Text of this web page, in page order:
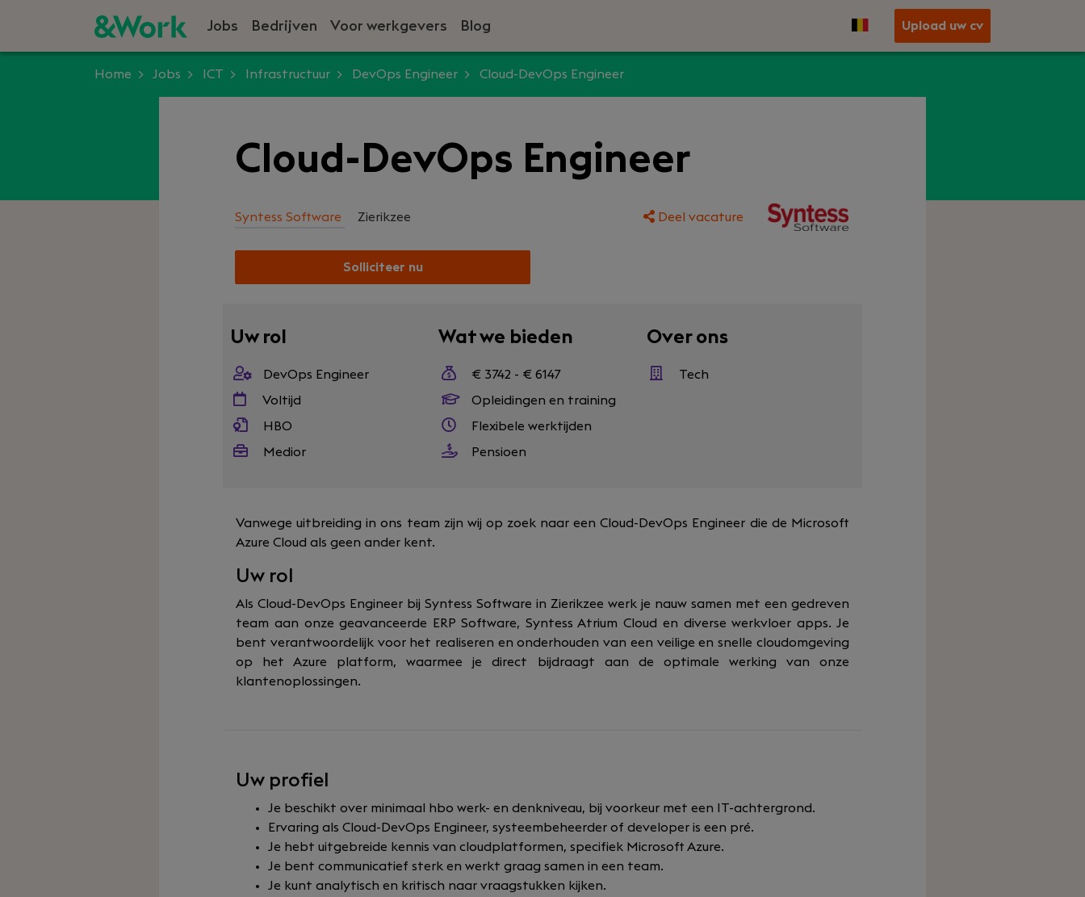
Jobs Bedrijven Voor werkgevers Blog Upload uw cv
Home Jobs ICT Infrastructuur DevOps Engineer Cloud-DevOps Engineer
Cloud-DevOps Engineer
Syntess Software Zierikzee Deel vacature
Solliciteer nu
Uw rol
DevOps Engineer
Voltijd
HBO
Medior
Wat we bieden
€ 3742 - € 6147
Opleidingen en training
Flexibele werktijden
Pensioen
Over ons
Tech
Vanwege uitbreiding in ons team zijn wij op zoek naar een Cloud-DevOps Engineer die de Microsoft
Azure Cloud als geen ander kent.
Uw rol
Als Cloud-DevOps Engineer bij Syntess Software in Zierikzee werk je nauw samen met een gedreven
team aan onze geavanceerde ERP Software, Syntess Atrium Cloud en diverse werkvloer apps. Je
bent verantwoordelijk voor het realiseren en onderhouden van een veilige en snelle cloudomgeving
op het Azure platform, waarmee je direct bijdraagt aan de optimale werking van onze
klantenoplossingen.
Uw profiel
Je beschikt over minimaal hbo werk- en denkniveau, bij voorkeur met een IT-achtergrond.
Ervaring als Cloud-DevOps Engineer, systeembeheerder of developer is een pré.
Je hebt uitgebreide kennis van cloudplatformen, specifiek Microsoft Azure.
Je bent communicatief sterk en werkt graag samen in een team.
Je kunt analytisch en kritisch naar vraagstukken kijken.